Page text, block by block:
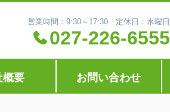
営業時間：9:30～17:30 定休日：水曜日
027-226-6555
概要 お問い合わせ